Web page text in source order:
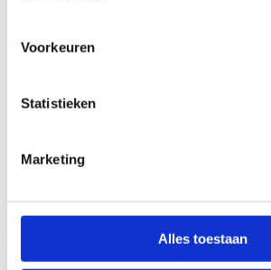
Voorkeuren
Statistieken
Marketing
Alles toestaan
Extra aandacht voor
Bij sporters van 10-19 jaar is het drop-
procentuele drop-out het grootst op
30,5% en bij jongens 21,4% (cijfers
Daarom geven we binnen dit project
aandacht aan de meisjes met twee